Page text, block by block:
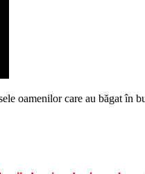
oamenilor care au băgat în